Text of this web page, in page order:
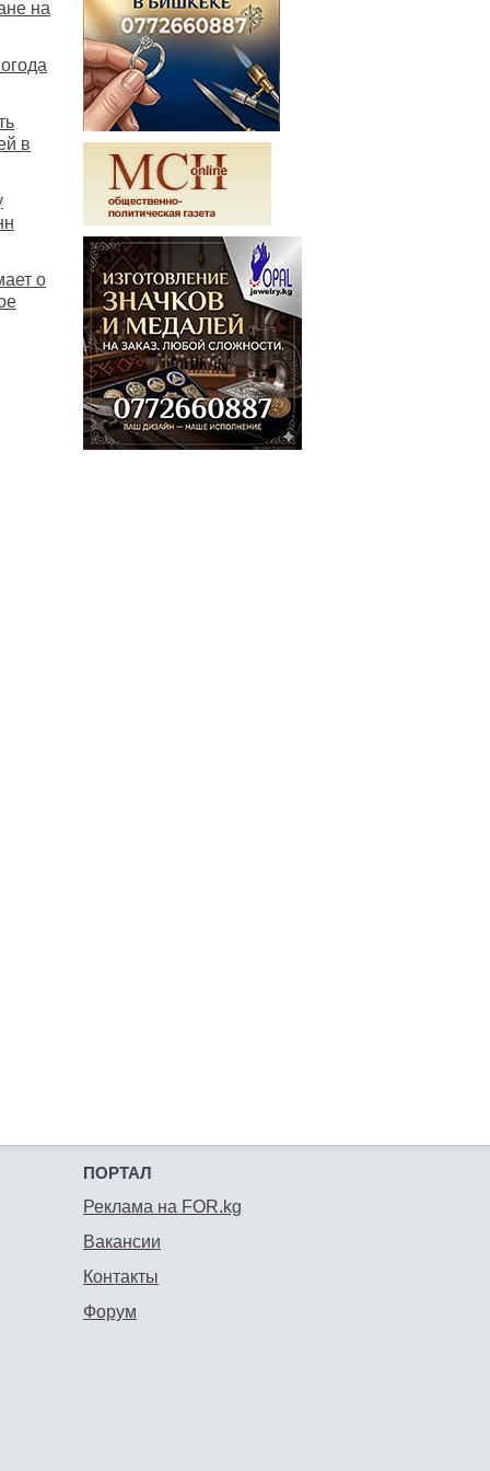
на
в
о
ПОРТАЛ
Реклама на FOR.kg
Вакансии
Контакты
Форум